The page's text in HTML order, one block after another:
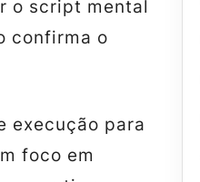
o script mental
confirma o
execução para
foco em